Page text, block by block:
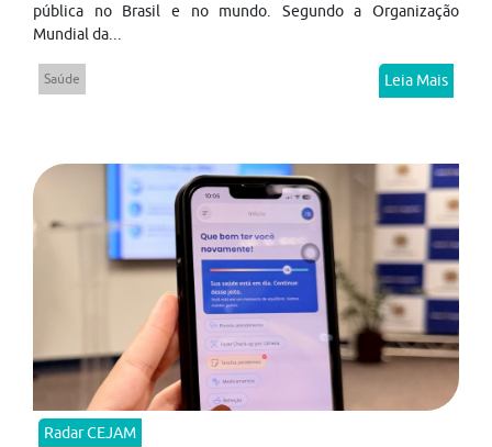
pública no Brasil e no mundo. Segundo a Organização
Mundial da...
Saúde Leia Mais
Radar CEJAM